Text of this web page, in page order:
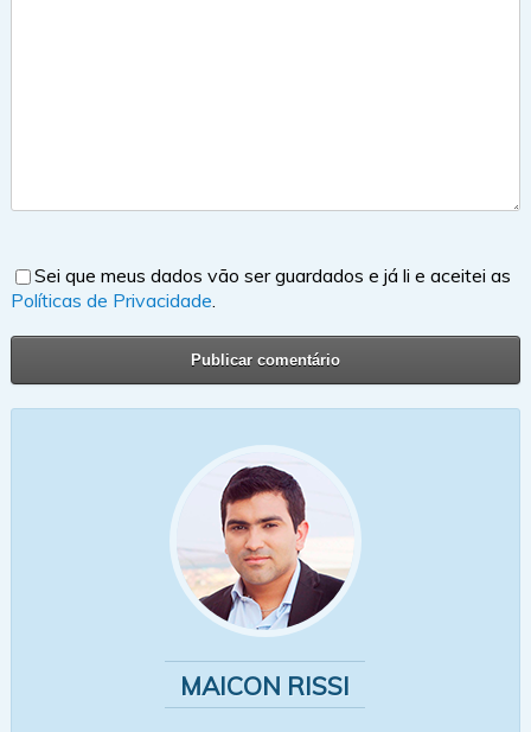
Sei que meus dados vão ser guardados e já li e aceitei as
Políticas de Privacidade.
MAICON RISSI